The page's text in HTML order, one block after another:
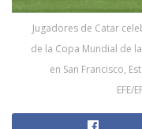
Jugadores de Catar
de la Copa Mundial de
en San Francisco,
EFE/